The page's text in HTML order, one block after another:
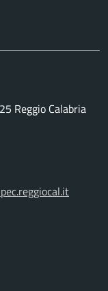
Reggio Calabria